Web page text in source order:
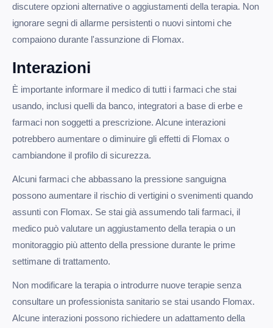
discutere opzioni alternative o aggiustamenti della terapia. Non
ignorare segni di allarme persistenti o nuovi sintomi che
compaiono durante l'assunzione di Flomax.
Interazioni
È importante informare il medico di tutti i farmaci che stai
usando, inclusi quelli da banco, integratori a base di erbe e
farmaci non soggetti a prescrizione. Alcune interazioni
potrebbero aumentare o diminuire gli effetti di Flomax o
cambiandone il profilo di sicurezza.
Alcuni farmaci che abbassano la pressione sanguigna
possono aumentare il rischio di vertigini o svenimenti quando
assunti con Flomax. Se stai già assumendo tali farmaci, il
medico può valutare un aggiustamento della terapia o un
monitoraggio più attento della pressione durante le prime
settimane di trattamento.
Non modificare la terapia o introdurre nuove terapie senza
consultare un professionista sanitario se stai usando Flomax.
Alcune interazioni possono richiedere un adattamento della